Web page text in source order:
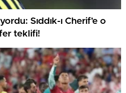
Sıddık-ı Cherif’e o
teklifi!